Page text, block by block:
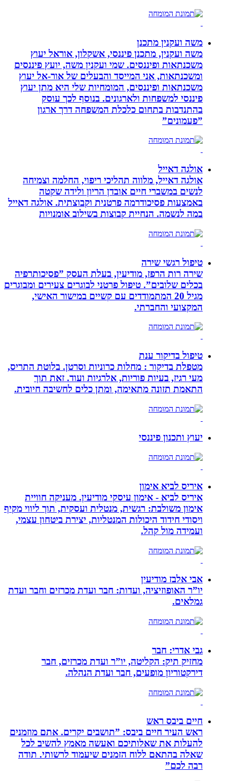
משה ועקנין מתכנן
משה ועקנין, מתכנן פיננסי, אשקלון, אוראל יעוץ
משכנתאות ופיננסים. שמי ועקנין משה, יועץ פיננסים
ומשכנתאות, אני המייסד והבעלים של אור-אל יעוץ
משכנתאות ופיננסים, המומחיות שלי היא מתן יעוץ
פיננסי למשפחות ולארגונים. בנוסף לכך עוסק
בהתנדבות בתחום כלכלת המשפחה דרך ארגון
”פעמונים”
אולגה דאייל
אולגה דאייל, מלווה תהליכי ריפוי, החלמה וצמיחה
לנשים במשברי חיים אובדן הריון ולידה שקטה
באמצעות פסיכודרמה פרטנית וקבוצתית. אולגה דאייל
במה לנשמה. ‏הנחיית קבוצות בשילוב אומנויות‏
טיפול רגשי שירה
שירה רות הרפז, מודיעין, בעלת העסק ”פסיכותרפיה
בכלים שלובים”. טיפול פרטני לבוגרים צעירים ומבוגרים
מגיל 20 המתמודדים עם קשיים במישור האישי,
המקצועי והחברתי.
טיפול בדיקור ענת
מטפלת בדיקור : מחלות כרוניות וסרטן. בלוטת התריס,
מעי רגיז, בעיות פוריות, אלרגיות ועוד. זאת תוך
התאמת תזונה מתאימה, ומתן כלים לחשיבה חיובית.
יעוץ ותכנון פיננסי
איריס לביא אימון
איריס לביא - אימון עיסקי מודיעין. מעניקה חוויית
אימון משולבת: רגשית, מנטלית ועסקית, תוך ליווי מקיף
ויסודי חידוד היכולות המנטליות, יצירת ביטחון עצמי,
ועמידה מול קהל.
אבי אלבז מודיעין
יו”ר האופוזיציה, ועדות: חבר ועדת מכרזים וחבר ועדת
גמלאים.
גבי אדרי: חבר
מחזיק תיק: הקליטה, יו”ר ועדת מכרזים, חבר
דירקטוריון מופעים, חבר ועדת הנהלה.
חיים ביבס ראש
ראש העיר חיים ביבס: ”תושבים יקרים. אתם מוזמנים
להעלות את שאלותיכם ואעשה מאמץ להשיב לכל
שאלה בהתאם ללוח הזמנים שיעמוד לרשותי. תודה
רבה לכם”